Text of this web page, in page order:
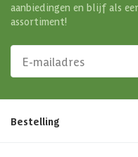
aanbiedingen en blijf als
assortiment!
Bestelling